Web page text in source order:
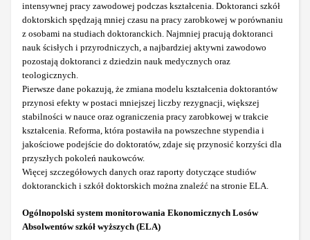
intensywnej pracy zawodowej podczas kształcenia. Doktoranci szkół
doktorskich spędzają mniej czasu na pracy zarobkowej w porównaniu
z osobami na studiach doktoranckich. Najmniej pracują doktoranci
nauk ścisłych i przyrodniczych, a najbardziej aktywni zawodowo
pozostają doktoranci z dziedzin nauk medycznych oraz
teologicznych.
Pierwsze dane pokazują, że zmiana modelu kształcenia doktorantów
przynosi efekty w postaci mniejszej liczby rezygnacji, większej
stabilności w nauce oraz ograniczenia pracy zarobkowej w trakcie
kształcenia. Reforma, która postawiła na powszechne stypendia i
jakościowe podejście do doktoratów, zdaje się przynosić korzyści dla
przyszłych pokoleń naukowców.
Więcej szczegółowych danych oraz raporty dotyczące studiów
doktoranckich i szkół doktorskich można znaleźć na stronie ELA.
Ogólnopolski system monitorowania Ekonomicznych Losów
Absolwentów szkół wyższych (ELA)